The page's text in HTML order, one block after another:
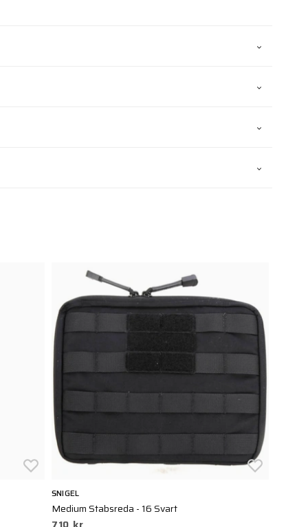
SNIGEL
Medium Stabsreda - 16 Svart